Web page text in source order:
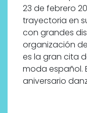
23 de febrero
trayectoria en
con grandes
organización de
es la gran cita
moda español.
aniversario